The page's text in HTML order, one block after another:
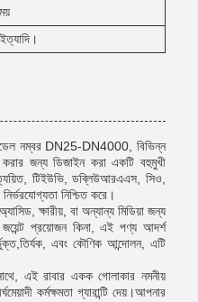
নম্বর DN25-DN4000, বিভিন্ন
জন্য ডিজাইন করা একটি বহুমুখী
টিইউভি, ডব্লিউআরএএস, সিও,
নিশ্চিত করে।
ক্ষারীয়, বা অন্যান্য মিডিয়া জন্য
প্রয়োজন কিনা, এই পণ্য আদর্শ
এবং কৌণিক আন্দোলন, এটি
এই রাবার একক গোলাকার নমনীয়
কর্মক্ষমতা গ্যারান্টি দেয়।আপনার